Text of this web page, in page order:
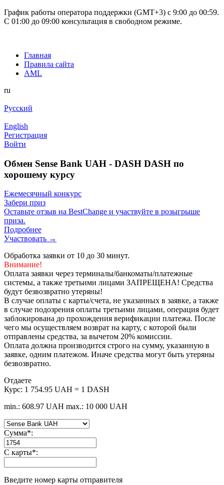
График работы оператора поддержки (GMT+3) c 9:00 до 00:59.
С 01:00 до 09:00 консультация в свободном режиме.
Главная
Правила сайта
AML
ru
Русский
English
Регистрация
Войти
Обмен Sense Bank UAH - DASH DASH по
хорошему курсу
Ежемесячный конкурс
Забери приз
Оставьте отзыв на BestChange и участвуйте в розыгрыше
приза.
Подробнее
Участвовать →
Обработка заявки от 10 до 30 минут.
Внимание!
Оплата заявки через терминалы/банкоматы/платежные
системы, а также третьими лицами ЗАПРЕЩЕНА! Средства
будут безвозвратно утеряны!
В случае оплаты с карты/счета, не указанных в заявке, а также
в случае подозрения оплаты третьими лицами, операция будет
заблокирована до прохождения верификации платежа. После
чего мы осуществляем возврат на карту, с которой были
отправлены средства, за вычетом 20% комиссии.
Оплата должна производится строго на сумму, указанную в
заявке, одним платежом. Иначе средства могут быть утеряны
безвозвратно.
Отдаете
Курс: 1 754.95 UAH = 1 DASH
min.: 608.97 UAH max.: 10 000 UAH
Сумма*:
С карты*:
Введите номер карты отправителя